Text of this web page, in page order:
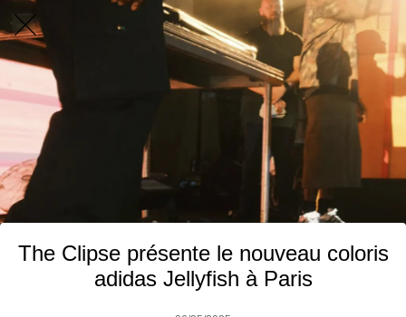
The Clipse présente le nouveau coloris
adidas Jellyfish à Paris